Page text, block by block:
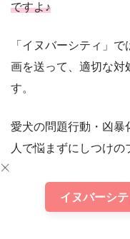
ですよ♪
「イヌバーシティ」
画を送って、適切な対
す。
愛犬の問題行動・凶暴
人で悩まずにしつけの
イヌバーシ